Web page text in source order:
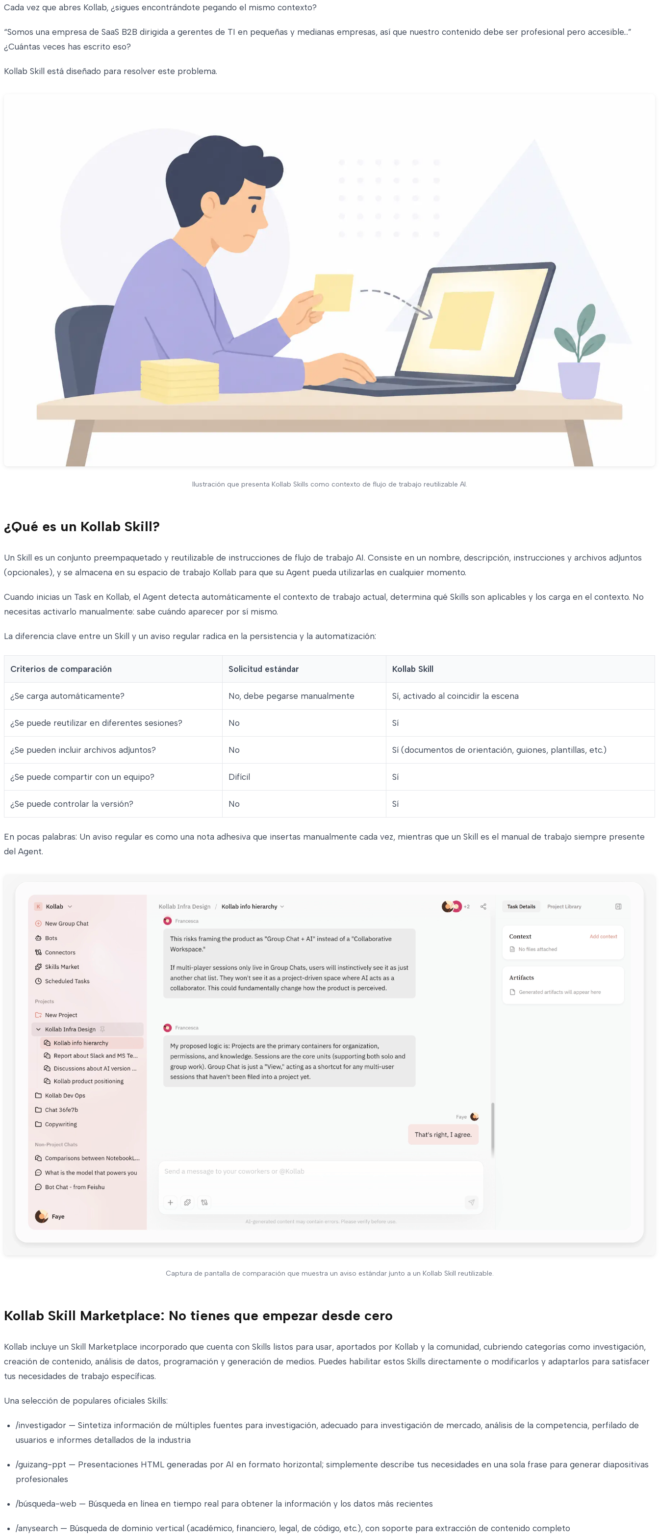
Cada vez que abres Kollab, ¿sigues encontrándote pegando el mismo contexto?
“Somos una empresa de SaaS B2B dirigida a gerentes de TI en pequeñas y medianas empresas, así que nuestro contenido debe ser profesional pero accesible…”
¿Cuántas veces has escrito eso?
Kollab Skill está diseñado para resolver este problema.
Ilustración que presenta Kollab Skills como contexto de flujo de trabajo reutilizable AI.
¿Qué es un Kollab Skill?
Un Skill es un conjunto preempaquetado y reutilizable de instrucciones de flujo de trabajo AI. Consiste en un nombre, descripción, instrucciones y archivos adjuntos
(opcionales), y se almacena en su espacio de trabajo Kollab para que su Agent pueda utilizarlas en cualquier momento.
Cuando inicias un Task en Kollab, el Agent detecta automáticamente el contexto de trabajo actual, determina qué Skills son aplicables y los carga en el contexto. No
necesitas activarlo manualmente: sabe cuándo aparecer por sí mismo.
La diferencia clave entre un Skill y un aviso regular radica en la persistencia y la automatización:
Criterios de comparación Solicitud estándar Kollab Skill
¿Se carga automáticamente? No, debe pegarse manualmente Sí, activado al coincidir la escena
¿Se puede reutilizar en diferentes sesiones? No Sí
¿Se pueden incluir archivos adjuntos? No Sí (documentos de orientación, guiones, plantillas, etc.)
¿Se puede compartir con un equipo? Difícil Sí
¿Se puede controlar la versión? No Sí
En pocas palabras: Un aviso regular es como una nota adhesiva que insertas manualmente cada vez, mientras que un Skill es el manual de trabajo siempre presente
del Agent.
Captura de pantalla de comparación que muestra un aviso estándar junto a un Kollab Skill reutilizable.
Kollab Skill Marketplace: No tienes que empezar desde cero
Kollab incluye un Skill Marketplace incorporado que cuenta con Skills listos para usar, aportados por Kollab y la comunidad, cubriendo categorías como investigación,
creación de contenido, análisis de datos, programación y generación de medios. Puedes habilitar estos Skills directamente o modificarlos y adaptarlos para satisfacer
tus necesidades de trabajo específicas.
Una selección de populares oficiales Skills:
/investigador — Sintetiza información de múltiples fuentes para investigación, adecuado para investigación de mercado, análisis de la competencia, perfilado de
usuarios e informes detallados de la industria
/guizang-ppt — Presentaciones HTML generadas por AI en formato horizontal; simplemente describe tus necesidades en una sola frase para generar diapositivas
profesionales
/búsqueda-web — Búsqueda en línea en tiempo real para obtener la información y los datos más recientes
/anysearch — Búsqueda de dominio vertical (académico, financiero, legal, de código, etc.), con soporte para extracción de contenido completo